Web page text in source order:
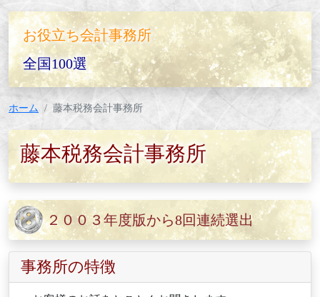
お役立ち会計事務所
全国100選
ホーム 藤本税務会計事務所
藤本税務会計事務所
２００３年度版から8回連続選出
事務所の特徴